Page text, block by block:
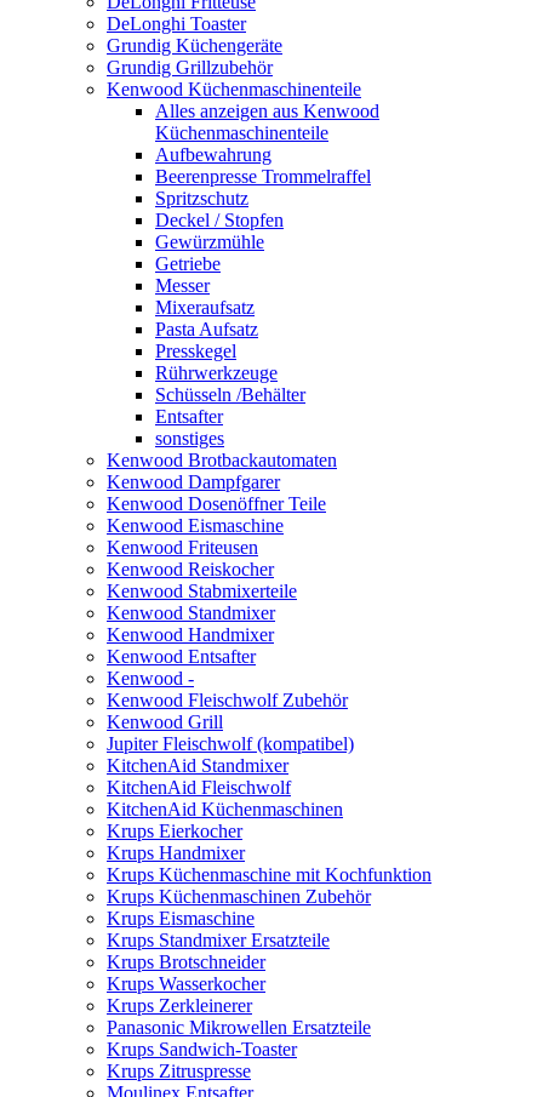
DeLonghi Toaster
Grundig Küchengeräte
Grundig Grillzubehör
Kenwood Küchenmaschinenteile
Alles anzeigen aus Kenwood
Küchenmaschinenteile
Aufbewahrung
Beerenpresse Trommelraffel
Spritzschutz
Deckel / Stopfen
Gewürzmühle
Getriebe
Messer
Mixeraufsatz
Pasta Aufsatz
Presskegel
Rührwerkzeuge
Schüsseln /Behälter
Entsafter
sonstiges
Kenwood Brotbackautomaten
Kenwood Dampfgarer
Kenwood Dosenöffner Teile
Kenwood Eismaschine
Kenwood Friteusen
Kenwood Reiskocher
Kenwood Stabmixerteile
Kenwood Standmixer
Kenwood Handmixer
Kenwood Entsafter
Kenwood -
Kenwood Fleischwolf Zubehör
Kenwood Grill
Jupiter Fleischwolf (kompatibel)
KitchenAid Standmixer
KitchenAid Fleischwolf
KitchenAid Küchenmaschinen
Krups Eierkocher
Krups Handmixer
Krups Küchenmaschine mit Kochfunktion
Krups Küchenmaschinen Zubehör
Krups Eismaschine
Krups Standmixer Ersatzteile
Krups Brotschneider
Krups Wasserkocher
Krups Zerkleinerer
Panasonic Mikrowellen Ersatzteile
Krups Sandwich-Toaster
Krups Zitruspresse
Moulinex Entsafter